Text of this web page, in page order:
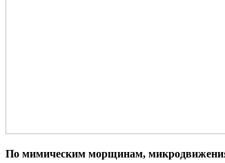
По мимическим морщинам,